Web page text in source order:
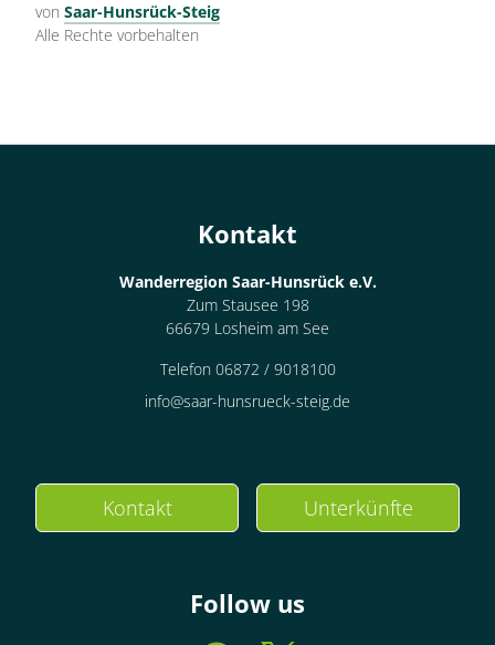
von Saar-Hunsrück-Steig
Alle Rechte vorbehalten
Kontakt
Wanderregion Saar-Hunsrück e.V.
Zum Stausee 198
66679 Losheim am See
Telefon 06872 / 9018100
info@saar-hunsrueck-steig.de
Kontakt Unterkünfte
Follow us